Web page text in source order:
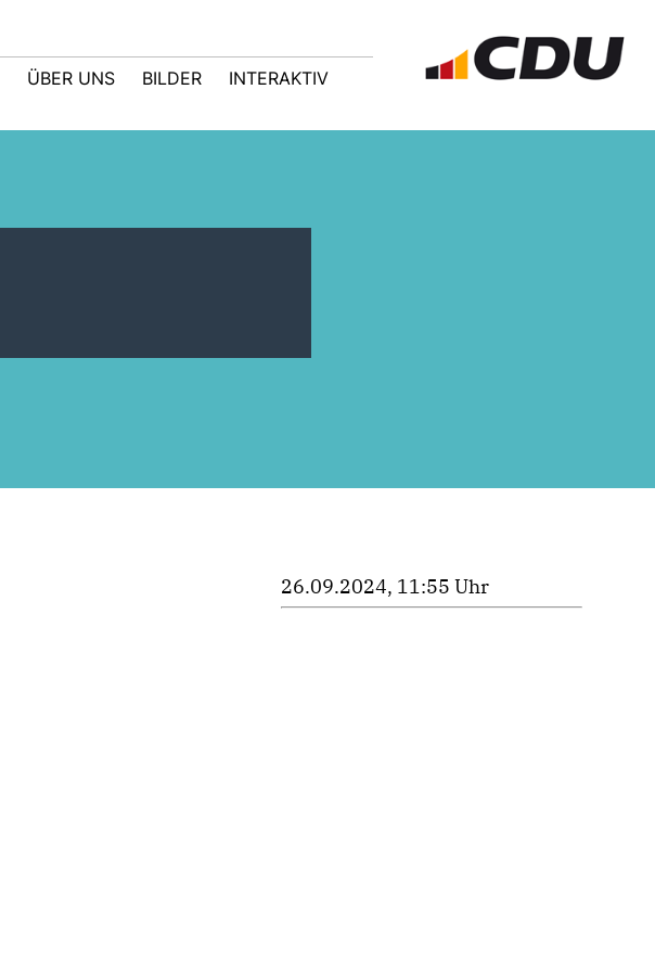
ÜBER UNS BILDER INTERAKTIV
26.09.2024, 11:55 Uhr